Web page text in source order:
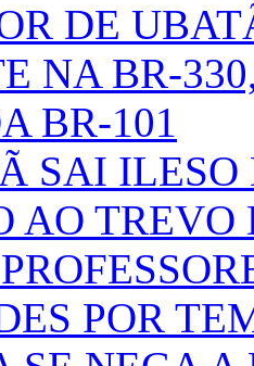
SAI
AO TREVO